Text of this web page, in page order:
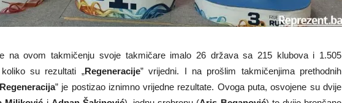
na ovom takmičenju svoje takmičare imalo 26 država sa 215 klubova i 1.505
su rezultati „Regeneracije” vrijedni. I na prošlim takmičenjima prethodnih
” je postizao iznimno vrijedne rezultate. Ovoga puta, osvojene su dvije